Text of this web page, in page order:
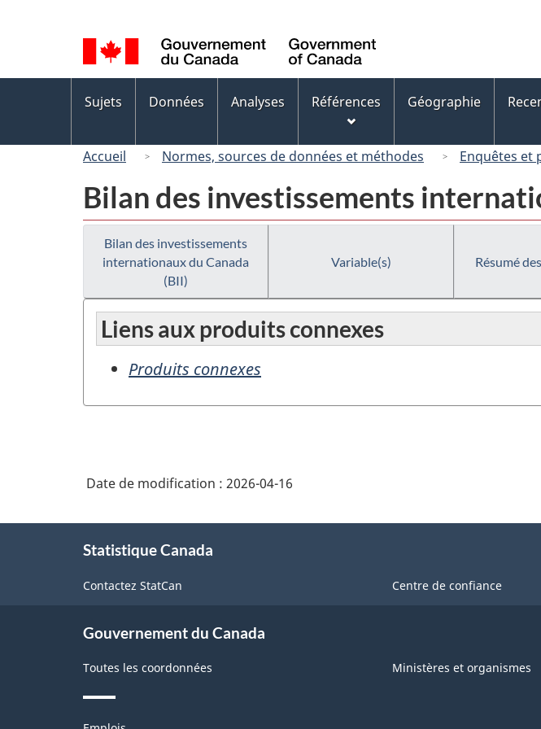
de
la
langue
Canada
des
Sujets Données Analyses Références Géographie
Accueil Normes, sources de données et méthodes Enquêtes et
Bilan des investissements
Bilan des investissements
internationaux du Canada
(BII)
Variable(s) Résumé
Liens aux produits connexes
Produits connexes
Date de modification : 2026-04-16
Statistique Canada
Contactez StatCan Centre de confiance
Gouvernement du Canada
Toutes les coordonnées Ministères et organismes
Thèmes